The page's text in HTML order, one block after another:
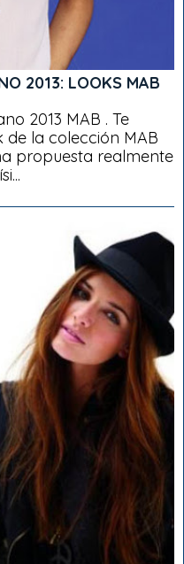
2013: LOOKS MAB
2013 MAB . Te
la colección MAB
propuesta realmente